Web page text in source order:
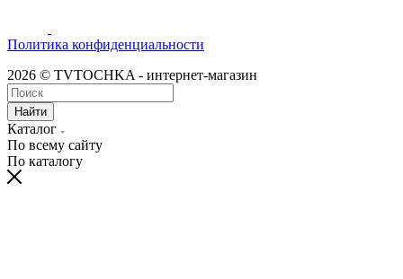
Политика конфиденциальности
2026 © TVTOCHKA - интернет-магазин
Найти
Каталог
По всему сайту
По каталогу